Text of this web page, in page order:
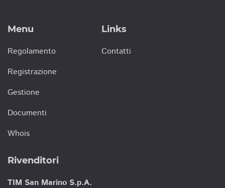
Menu
Regolamento
Registrazione
Gestione
Documenti
Whois
Links
Contatti
Rivenditori
TIM San Marino S.p.A.